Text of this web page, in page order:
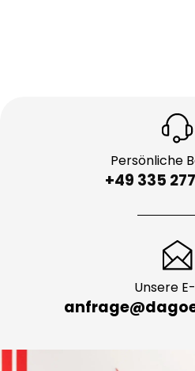
Persönliche
+49 335
Unsere